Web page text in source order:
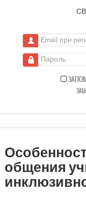
Email при
Пароль
общения